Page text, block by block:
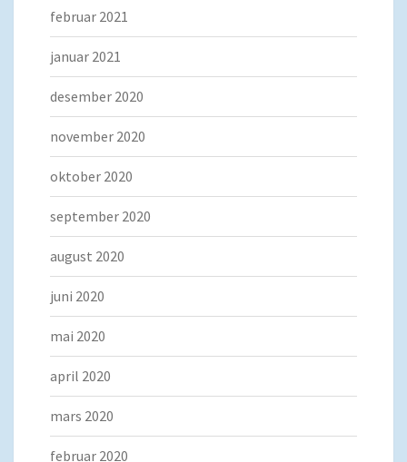
februar 2021
januar 2021
desember 2020
november 2020
oktober 2020
september 2020
august 2020
juni 2020
mai 2020
april 2020
mars 2020
februar 2020